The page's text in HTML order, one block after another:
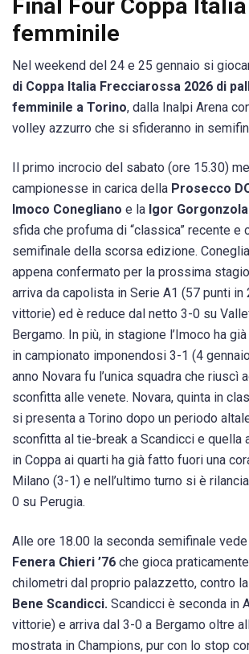
Final Four Coppa
femminile
Nel weekend del 24 e 25 gennaio si
di Coppa Italia Frecciarossa 2026 di
femminile a Torino, dalla Inalpi Arena
volley azzurro che si sfideranno in
Il primo incrocio del sabato (ore 15.30)
campionesse in carica della Prosecco
Imoco Conegliano e la Igor
sfida che profuma di “classica” recente e
semifinale della scorsa edizione.
appena confermato per la prossima
arriva da capolista in Serie A1 (57 punti in
vittorie) ed è reduce dal netto 3-0 su
Bergamo. In più, in stagione l’Imoco ha
in campionato imponendosi 3-1 (4
anno Novara fu l’unica squadra che riuscì
sconfitta alle venete. Novara, quinta in
si presenta a Torino dopo un periodo
sconfitta al tie-break a Scandicci e quella
in Coppa ai quarti ha già fatto fuori una
Milano (3-1) e nell’ultimo turno si è
0 su Perugia.
Alle ore 18.00 la seconda semifinale
Fenera Chieri ’76 che gioca
chilometri dal proprio palazzetto, contro la
Bene Scandicci. Scandicci è seconda in
vittorie) e arriva dal 3-0 a Bergamo oltre
mostrata in Champions, pur con lo stop